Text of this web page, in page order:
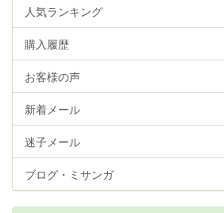
人気ランキング
購入履歴
お客様の声
新着メール
迷子メール
ブログ・ミサンガ